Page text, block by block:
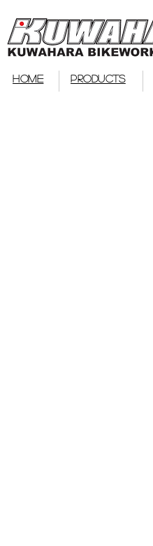
HOME PRODUCTS